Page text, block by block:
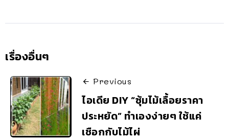
เรื่องอื่นๆ
Previous
ไอเดีย DIY “ซุ้มไม้เลื้อยราคา
ประหยัด” ทำเองง่ายๆ ใช้แค่
เชือกกับไม้ไผ่